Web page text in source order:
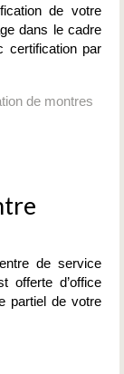
de votre
dans le cadre
certification par
de montres
de service
offerte d’office
partiel de votre